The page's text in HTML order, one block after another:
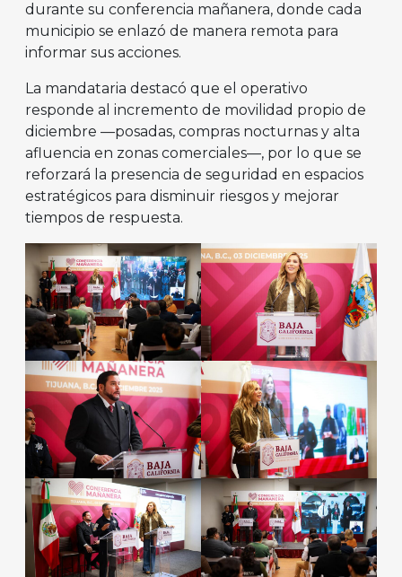
durante su conferencia mañanera, donde cada
municipio se enlazó de manera remota para
informar sus acciones.
La mandataria destacó que el operativo
responde al incremento de movilidad propio de
diciembre —posadas, compras nocturnas y alta
afluencia en zonas comerciales—, por lo que se
reforzará la presencia de seguridad en espacios
estratégicos para disminuir riesgos y mejorar
tiempos de respuesta.